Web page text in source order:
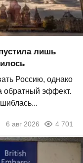
лишь
Россию, однако
обратный эффект.
6 авг 2026 4 701